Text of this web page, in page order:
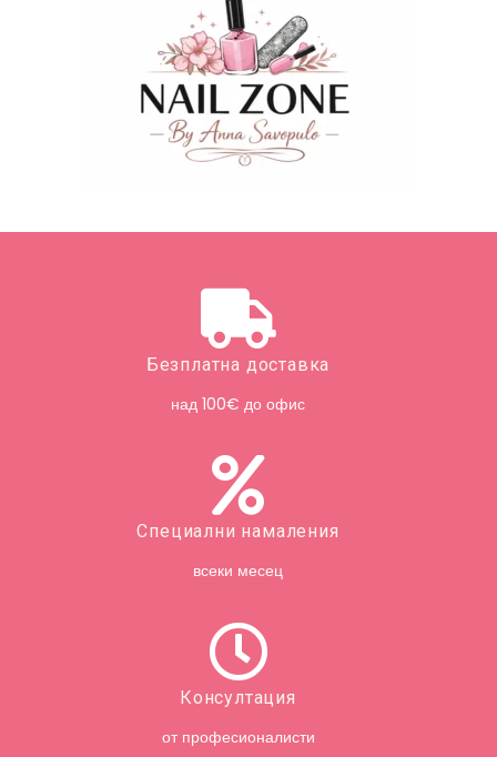
Безплатна доставка
над 100€ до офис
Специални намаления
всеки месец
Консултация
от професионалисти